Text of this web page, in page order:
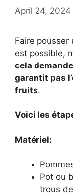
April 24, 2024
Faire pousser
est possible,
cela
garantit pas
fruits.
Voici les
Matériel:
Pot ou
trous